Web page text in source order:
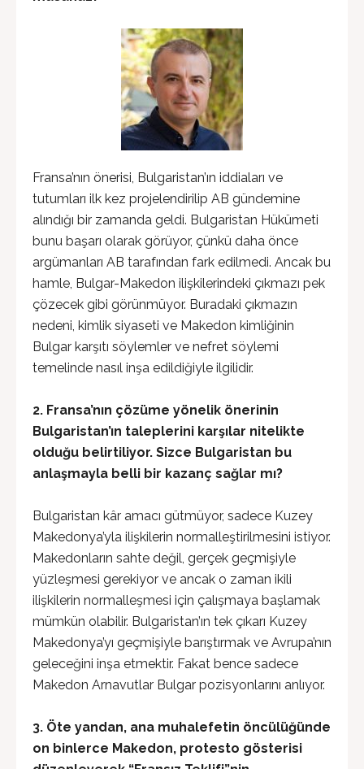
Fransa’nın önerisi, Bulgaristan’ın iddiaları ve
tutumları ilk kez projelendirilip AB gündemine
alındığı bir zamanda geldi. Bulgaristan Hükümeti
bunu başarı olarak görüyor, çünkü daha önce
argümanları AB tarafından fark edilmedi. Ancak bu
hamle, Bulgar-Makedon ilişkilerindeki çıkmazı pek
çözecek gibi görünmüyor. Buradaki çıkmazın
nedeni, kimlik siyaseti ve Makedon kimliğinin
Bulgar karşıtı söylemler ve nefret söylemi
temelinde nasıl inşa edildiğiyle ilgilidir.
2. Fransa’nın çözüme yönelik önerinin
Bulgaristan’ın taleplerini karşılar nitelikte
olduğu belirtiliyor. Sizce Bulgaristan bu
anlaşmayla belli bir kazanç sağlar mı?
Bulgaristan kâr amacı gütmüyor, sadece Kuzey
Makedonya’yla ilişkilerin normalleştirilmesini istiyor.
Makedonların sahte değil, gerçek geçmişiyle
yüzleşmesi gerekiyor ve ancak o zaman ikili
ilişkilerin normalleşmesi için çalışmaya başlamak
mümkün olabilir. Bulgaristan’ın tek çıkarı Kuzey
Makedonya’yı geçmişiyle barıştırmak ve Avrupa’nın
geleceğini inşa etmektir. Fakat bence sadece
Makedon Arnavutlar Bulgar pozisyonlarını anlıyor.
3. Öte yandan, ana muhalefetin öncülüğünde
on binlerce Makedon, protesto gösterisi